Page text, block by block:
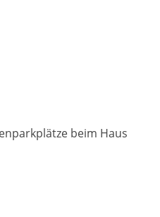
beim Haus